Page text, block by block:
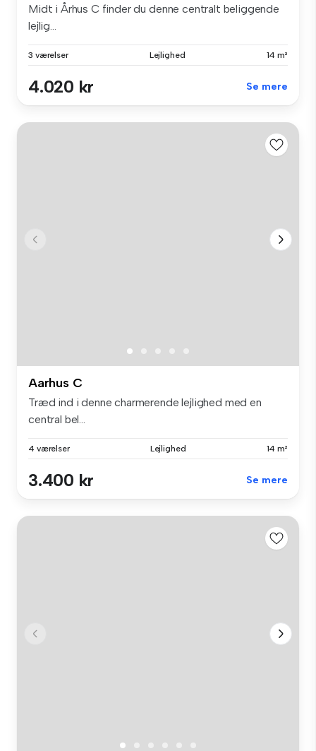
Midt i Århus C finder du denne centralt beliggende
lejlig...
3 værelser Lejlighed 14 m²
4.020 kr Se mere
Aarhus C
Træd ind i denne charmerende lejlighed med en
central bel...
4 værelser Lejlighed 14 m²
3.400 kr Se mere